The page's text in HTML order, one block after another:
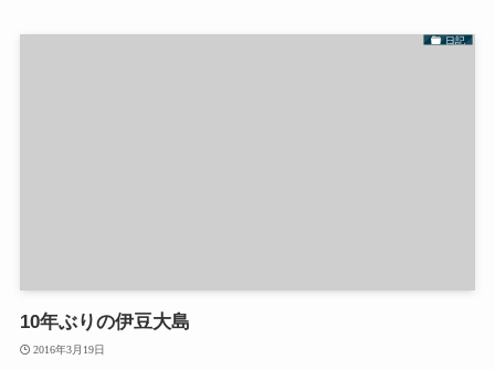
日記
10年ぶりの伊豆大島
2016年3月19日